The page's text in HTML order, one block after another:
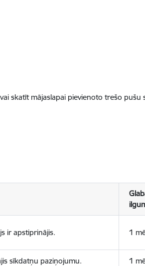
skatīt mājaslapai pievienoto trešo pušu
ir apstiprinājis. 1
sīkdatņu paziņojumu. 1